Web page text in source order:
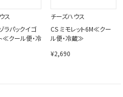
ス
ラパックイゴ
≪クール便・冷
チーズハウス
CS ミモレット6M≪クー
ル便・冷蔵≫
¥2,690